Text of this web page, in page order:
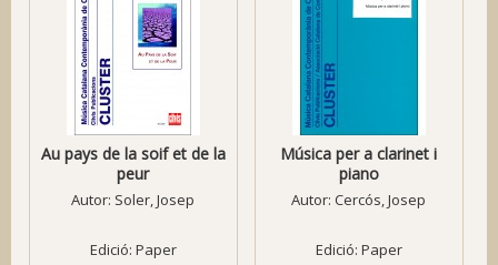
Au pays de la soif et de la
peur
Autor: Soler, Josep
Edició: Paper
Música per a clarinet i
piano
Autor:Cercós, Josep
Edició: Paper